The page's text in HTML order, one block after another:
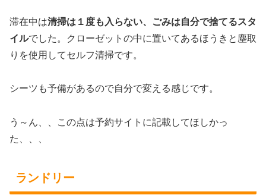
滞在中は清掃は１度も入らない、ごみは自分で捨てるスタ
イルでした。クローゼットの中に置いてあるほうきと塵取
りを使用してセルフ清掃です。
シーツも予備があるので自分で変える感じです。
う～ん、、この点は予約サイトに記載してほしかっ
た、、、
ランドリー